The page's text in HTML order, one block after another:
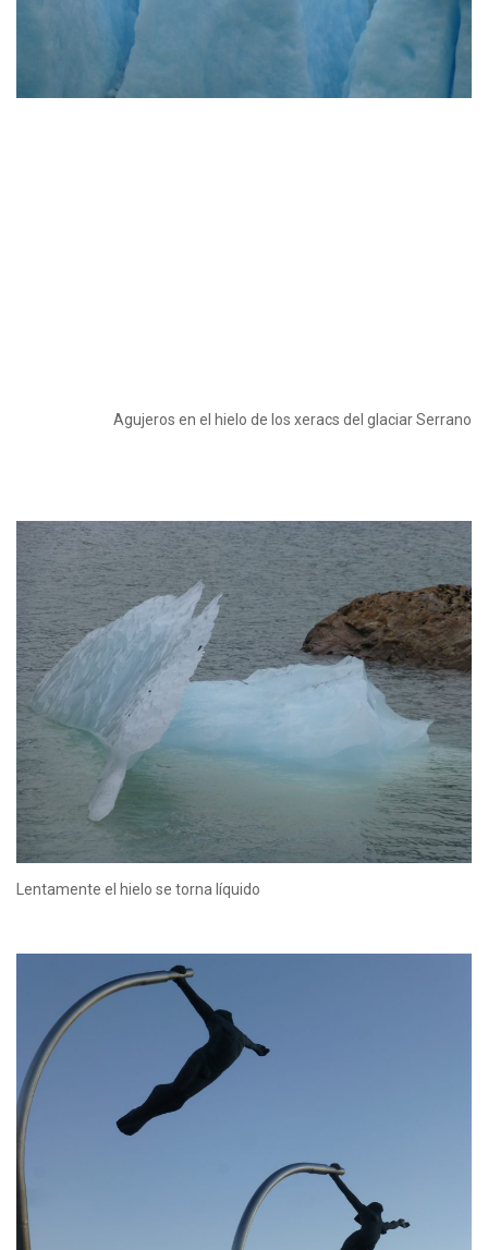
Agujeros en el hielo de los xeracs del glaciar Serrano
Lentamente el hielo se torna líquido